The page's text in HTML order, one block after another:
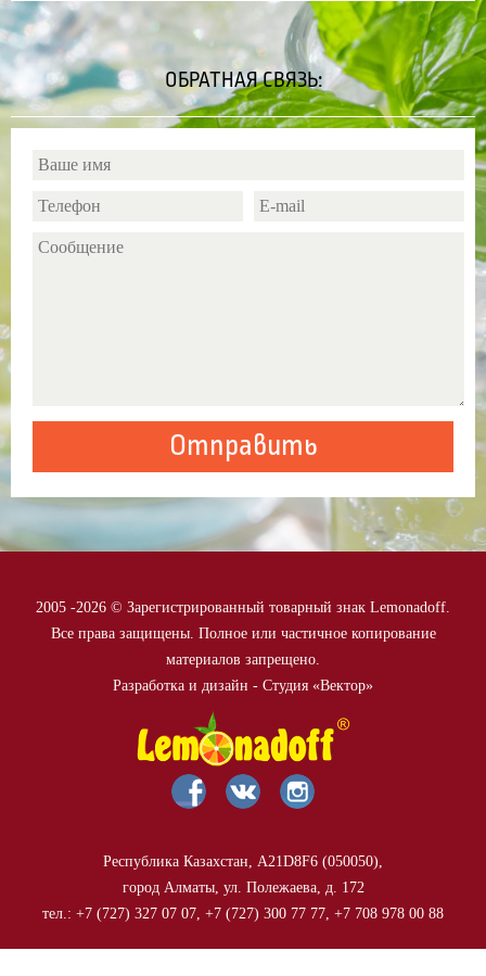
ОБРАТНАЯ СВЯЗЬ:
2005 -2026 © Зарегистрированный товарный знак Lemonadoff.
Все права защищены. Полное или частичное копирование
материалов запрещено.
Разработка и дизайн - Студия «Вектор»
Республика Казахстан, A21D8F6 (050050),
город Алматы, ул. Полежаева, д. 172
тел.: +7 (727) 327 07 07, +7 (727) 300 77 77, +7 708 978 00 88